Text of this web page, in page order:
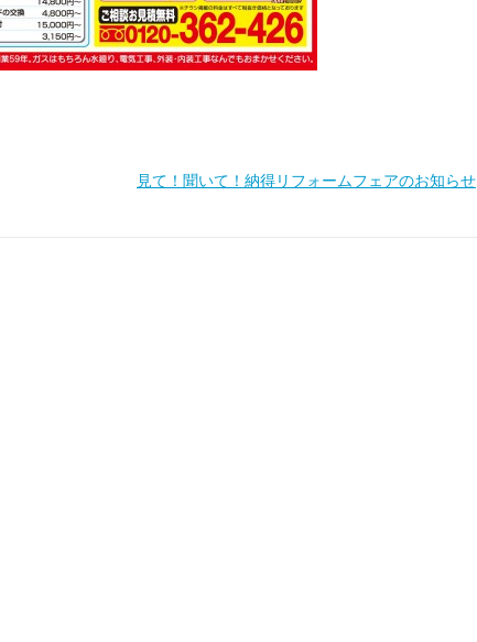
見て！聞いて！納得リフォームフェアのお知らせ